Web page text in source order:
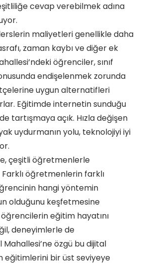
cevap verebilmek adına
maliyetleri genellikle daha
zaman kaybı ve diğer ek
öğrenciler, sınıf
endişelenmek zorunda
uygun alternatifleri
Eğitimde internetin sunduğu
tartışmaya açık. Hızla değişen
uydurmanın yolu, teknolojiyi iyi
çeşitli öğretmenlerle
Farklı öğretmenlerin farklı
hangi yöntemin
olduğunu keşfetmesine
öğrencilerin eğitim hayatını
deneyimlerle de
özgü bu dijital
eğitimlerini bir üst seviyeye